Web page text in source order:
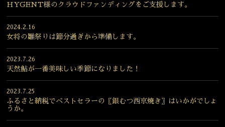
HYGENT様のクラウドファンディングをご支援します。
2024.2.16
女将の雛祭りは節分過ぎから準備します。
2023.7.26
天然鮎が一番美味しい季節になりました！
2023.7.25
ふるさと納税でベストセラーの〖銀むつ西京焼き〗はいかがでしょ
うか。